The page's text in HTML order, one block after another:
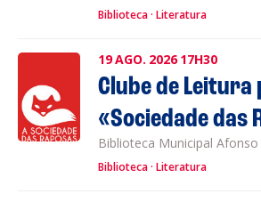
Biblioteca Literatura
19AGO. 2026 17H30
Clube de
«Sociedade das
Biblioteca Municipal Afonso
Biblioteca Literatura